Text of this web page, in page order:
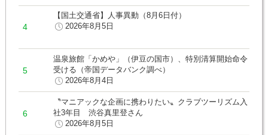
【国土交通省】人事異動（8月6日付）
2026年8月5日
温泉旅館「かめや」（伊豆の国市）、特別清算開始命令
受ける（帝国データバンク調べ）
2026年8月4日
〝マニアックな企画に携わりたい〟クラブツーリズム入
社3年目 渋谷真里登さん
2026年8月5日